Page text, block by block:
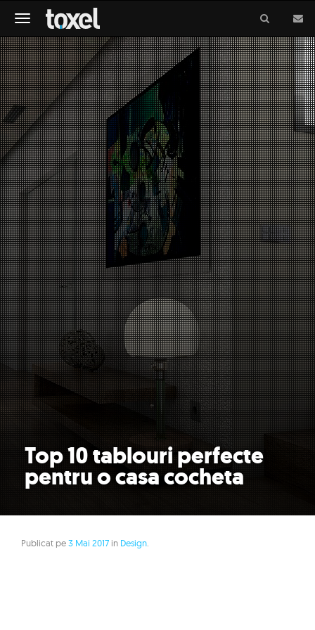
Meniu
Top 10 tablouri perfecte
pentru o casa cocheta
Publicat pe3 Mai 2017 in Design